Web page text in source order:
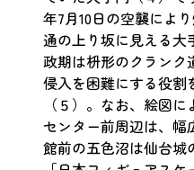
年7月10日の空襲によ
通の上り坂に見える大
政期は枡形のクランク
侵入を困難にする役割
（５）。なお、絵図
センター前周辺は、幅
館前の五色沼は仙台城